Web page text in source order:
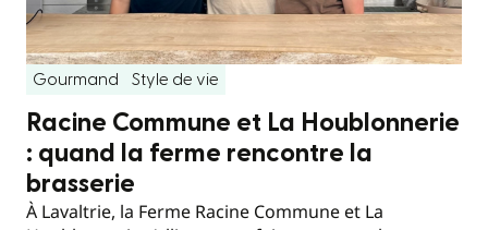
Gourmand Style de vie
Racine Commune et La Houblonnerie
: quand la ferme rencontre la
brasserie
À Lavaltrie, la Ferme Racine Commune et La